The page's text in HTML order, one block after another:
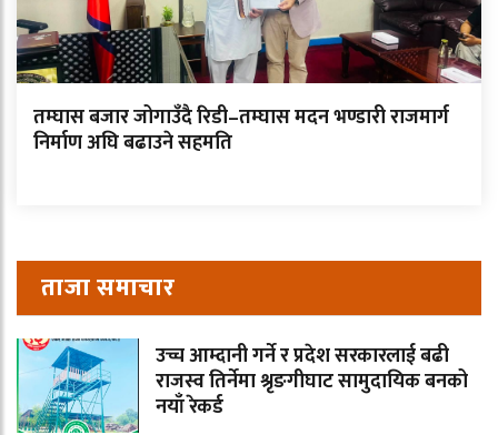
तम्घास बजार जोगाउँदै रिडी–तम्घास मदन भण्डारी राजमार्ग
निर्माण अघि बढाउने सहमति
ताजा समाचार
उच्च आम्दानी गर्ने र प्रदेश सरकारलाई बढी
राजस्व तिर्नेमा श्रृङगीघाट सामुदायिक बनको
नयाँ रेकर्ड